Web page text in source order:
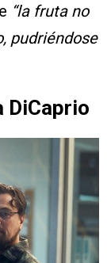
“la fruta no
pudriéndose
DiCaprio